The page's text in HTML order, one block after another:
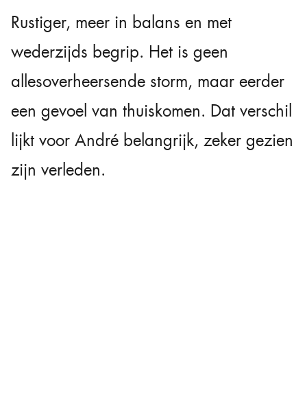
Rustiger, meer in balans en met
wederzijds begrip. Het is geen
allesoverheersende storm, maar eerder
een gevoel van thuiskomen. Dat verschil
lijkt voor André belangrijk, zeker gezien
zijn verleden.